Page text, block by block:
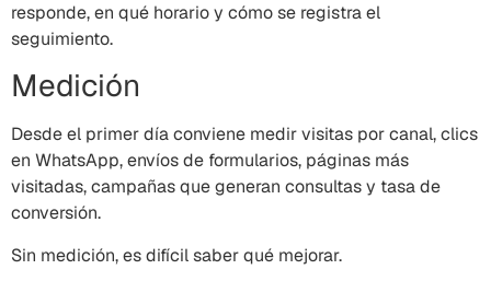
responde, en qué horario y cómo se registra el
seguimiento.
Medición
Desde el primer día conviene medir visitas por canal, clics
en WhatsApp, envíos de formularios, páginas más
visitadas, campañas que generan consultas y tasa de
conversión.
Sin medición, es difícil saber qué mejorar.